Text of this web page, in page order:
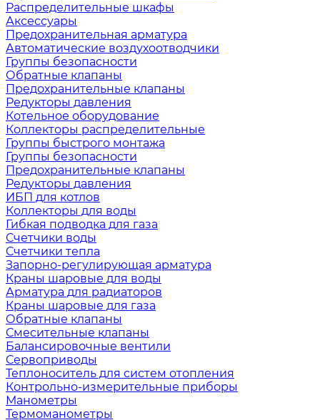
Распределительные шкафы
Аксессуары
Предохранительная арматура
Автоматические воздухоотводчики
Группы безопасности
Обратные клапаны
Предохранительные клапаны
Редукторы давления
Котельное оборудование
Коллекторы распределительные
Группы быстрого монтажа
Группы безопасности
Предохранительные клапаны
Редукторы давления
ИБП для котлов
Коллекторы для воды
Гибкая подводка для газа
Счетчики воды
Счетчики тепла
Запорно-регулирующая арматура
Краны шаровые для воды
Арматура для радиаторов
Краны шаровые для газа
Обратные клапаны
Смесительные клапаны
Балансировочные вентили
Сервоприводы
Теплоноситель для систем отопления
Контрольно-измерительные приборы
Манометры
Термоманометры